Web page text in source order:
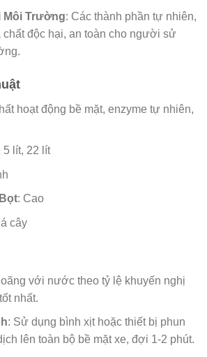
Môi Trường: Các thành phần tự nhiên,
chất độc hại, an toàn cho người sử
hoạt động bề mặt, enzyme tự nhiên,
5 lít, 22 lít
: Cao
cây
với nước theo tỷ lệ khuyến nghị
nhất.
: Sử dụng bình xịt hoặc thiết bị phun
lên toàn bộ bề mặt xe, đợi 1-2 phút.